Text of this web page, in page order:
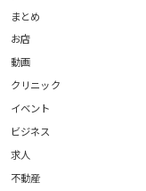
まとめ
お店
動画
クリニック
イベント
ビジネス
求人
不動産